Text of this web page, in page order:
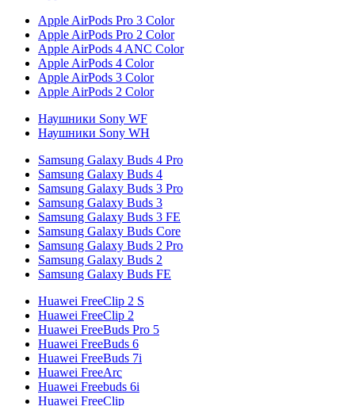
Apple AirPods Pro 3 Color
Apple AirPods Pro 2 Color
Apple AirPods 4 ANC Color
Apple AirPods 4 Color
Apple AirPods 3 Color
Apple AirPods 2 Color
Наушники Sony WF
Наушники Sony WH
Samsung Galaxy Buds 4 Pro
Samsung Galaxy Buds 4
Samsung Galaxy Buds 3 Pro
Samsung Galaxy Buds 3
Samsung Galaxy Buds 3 FE
Samsung Galaxy Buds Core
Samsung Galaxy Buds 2 Pro
Samsung Galaxy Buds 2
Samsung Galaxy Buds FE
Huawei FreeClip 2 S
Huawei FreeClip 2
Huawei FreeBuds Pro 5
Huawei FreeBuds 6
Huawei FreeBuds 7i
Huawei FreeArc
Huawei Freebuds 6i
Huawei FreeClip